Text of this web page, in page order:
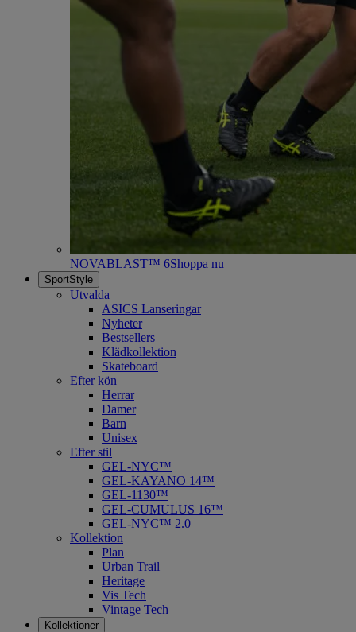
NOVABLAST™ 6Shoppa nu
SportStyle
Utvalda
ASICS Lanseringar
Nyheter
Bestsellers
Klädkollektion
Skateboard
Efter kön
Herrar
Damer
Barn
Unisex
Efter stil
GEL-NYC™
GEL-KAYANO 14™
GEL-1130™
GEL-CUMULUS 16™
GEL-NYC™ 2.0
Kollektion
Plan
Urban Trail
Heritage
Vis Tech
Vintage Tech
Kollektioner